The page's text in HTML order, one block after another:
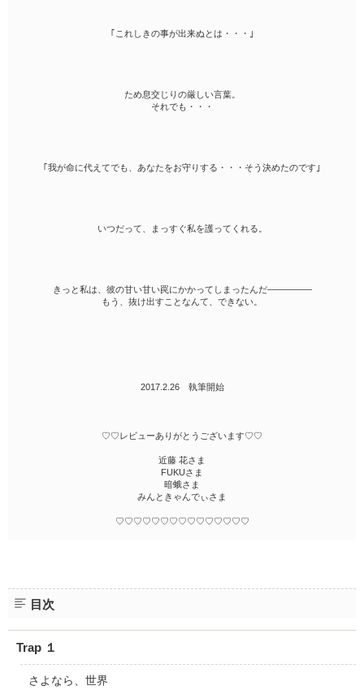
｢これしきの事が出来ぬとは・・・｣
ため息交じりの厳しい言葉。
それでも・・・
｢我が命に代えてでも、あなたをお守りする・・・そう決めたのです｣
いつだって、まっすぐ私を護ってくれる。
きっと私は、彼の甘い甘い罠にかかってしまったんだ―――――
もう、抜け出すことなんて、できない。
2017.2.26 執筆開始
♡♡レビューありがとうございます♡♡
近藤 花さま
FUKUさま
暗蛾さま
みんときゃんでぃさま
♡♡♡♡♡♡♡♡♡♡♡♡♡♡♡
目次
Trap １
さよなら、世界